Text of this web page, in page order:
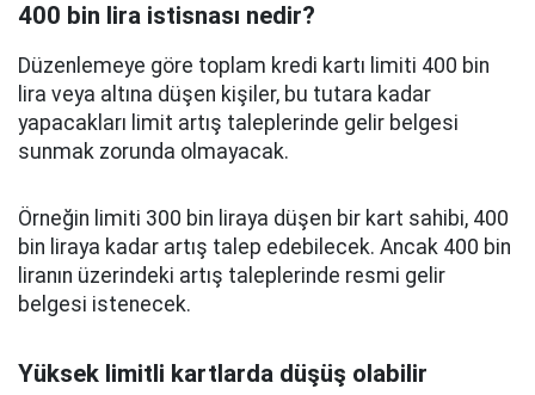
400 bin lira istisnası nedir?
Düzenlemeye göre toplam kredi kartı limiti 400 bin
lira veya altına düşen kişiler, bu tutara kadar
yapacakları limit artış taleplerinde gelir belgesi
sunmak zorunda olmayacak.
Örneğin limiti 300 bin liraya düşen bir kart sahibi, 400
bin liraya kadar artış talep edebilecek. Ancak 400 bin
liranın üzerindeki artış taleplerinde resmi gelir
belgesi istenecek.
Yüksek limitli kartlarda düşüş olabilir